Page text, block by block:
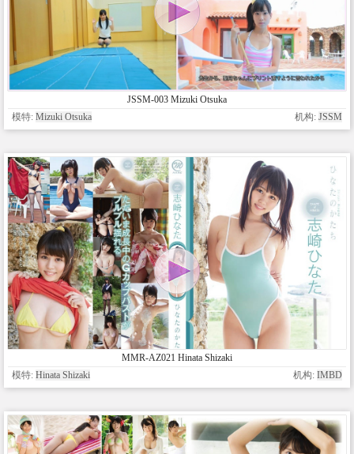
JSSM-003 Mizuki Otsuka
模特: Mizuki Otsuka 机构: JSSM
MMR-AZ021 Hinata Shizaki
模特: Hinata Shizaki 机构: IMBD